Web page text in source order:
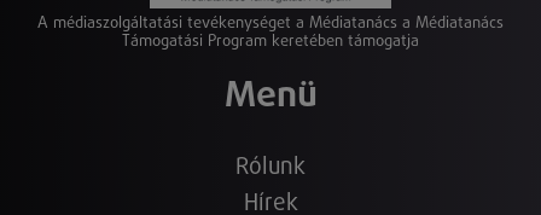
A médiaszolgáltatási tevékenységet a Médiatanács a Médiatanács
Támogatási Program keretében támogatja
Menü
Rólunk
Hírek